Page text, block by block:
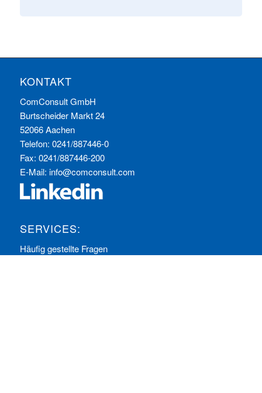
KONTAKT
ComConsult GmbH
Burtscheider Markt 24
52066 Aachen
Telefon: 0241/887446-0
Fax: 0241/887446-200
E-Mail: info@comconsult.com
SERVICES:
Häufig gestellte Fragen